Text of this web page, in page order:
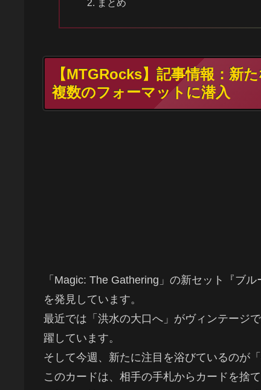
まとめ
【MTGRocks】記事情報：新
複数のフォーマットに潜入
「Magic: The Gathering」の新セット『ブ
を発見しています。
最近では「洪水の大口へ」がヴィンテージ
躍しています。
そして今週、新たに注目を浴びているのが
このカードは、相手の手札からカードを捨